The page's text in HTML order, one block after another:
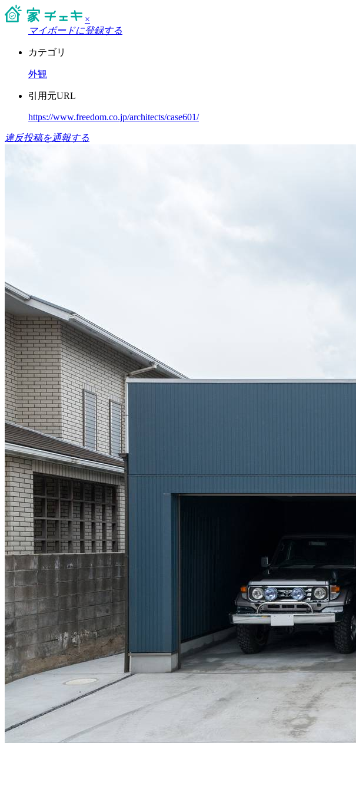
×
マイボードに登録する
カテゴリ
外観
引用元URL
https://www.freedom.co.jp/architects/case601/
違反投稿を通報する